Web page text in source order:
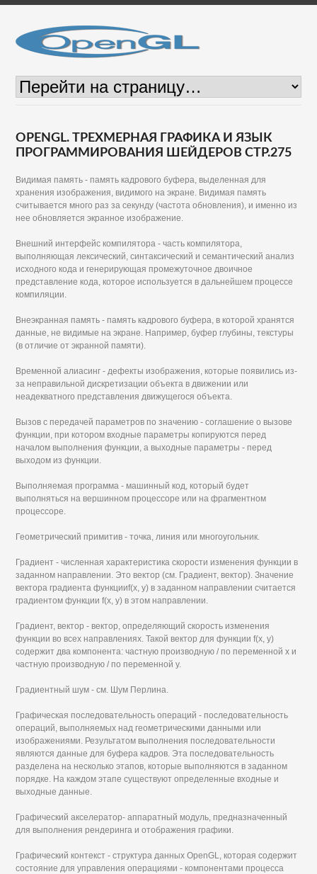
OPENGL. ТРЕХМЕРНАЯ ГРАФИКА И ЯЗЫК
ПРОГРАММИРОВАНИЯ ШЕЙДЕРОВ СТР.275
Видимая память - память кадрового буфера, выделенная для
хранения изображения, видимого на экране. Видимая память
считывается много раз за секунду (частота обновления), и именно из
нее обновляется экранное изображение.
Внешний интерфейс компилятора - часть компилятора,
выполняющая лексический, синтаксический и семантический анализ
исходного кода и генерирующая промежуточное двоичное
представление кода, которое используется в дальнейшем процессе
компиляции.
Внеэкранная память - память кадрового буфера, в которой хранятся
данные, не видимые на экране. Например, буфер глубины, текстуры
(в отличие от экранной памяти).
Временной алиасинг - дефекты изображения, которые появились из-
за неправильной дискретизации объекта в движении или
неадекватного представления движущегося объекта.
Вызов с передачей параметров по значению - соглашение о вызове
функции, при котором входные параметры копируются перед
началом выполнения функции, а выходные параметры - перед
выходом из функции.
Выполняемая программа - машинный код, который будет
выполняться на вершинном процессоре или на фрагментном
процессоре.
Геометрический примитив - точка, линия или многоугольник.
Градиент - численная характеристика скорости изменения функции в
заданном направлении. Это вектор (см. Градиент, вектор). Значение
вектора градиента функцииf(x, у) в заданном направлении считается
градиентом функции f(x, у) в этом направлении.
Градиент, вектор - вектор, определяющий скорость изменения
функции во всех направлениях. Такой вектор для функции f(x, у)
содержит два компонента: частную производную / по переменной х и
частную производную / по переменной у.
Градиентный шум - см. Шум Перлина.
Графическая последовательность операций - последовательность
операций, выполняемых над геометрическими данными или
изображениями. Результатом выполнения последовательности
являются данные для буфера кадров. Эта последовательность
разделена на несколько этапов, которые выполняются в заданном
порядке. На каждом этапе существуют определенные входные и
выходные данные.
Графический акселератор- аппаратный модуль, предназначенный
для выполнения рендеринга и отображения графики.
Графический контекст - структура данных OpenGL, которая содержит
состояние для управления операциями - компонентами процесса